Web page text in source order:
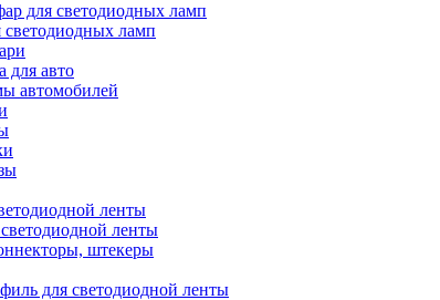
для светодиодных ламп
светодиодных ламп
для авто
автомобилей
ленты
ленты
штекеры
для светодиодной ленты